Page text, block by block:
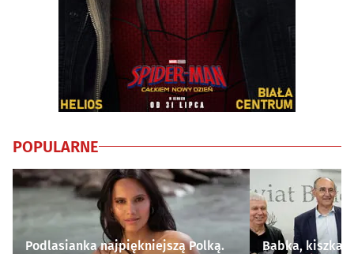
POPULARNE
Podlasianka najpiękniejszą Polką.
Babka, kiszka i